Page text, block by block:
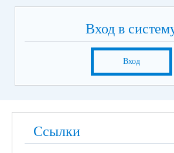
Вход в
Вход
Ссылки